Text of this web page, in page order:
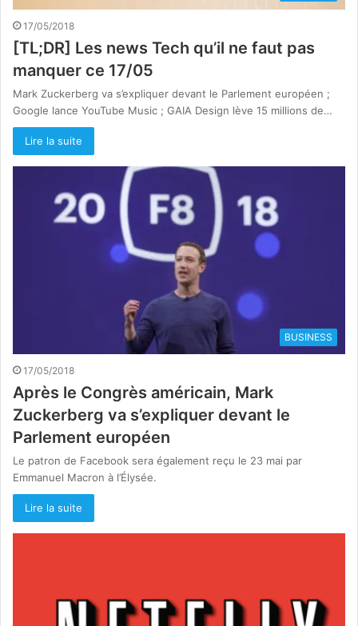
17/05/2018
[TL;DR] Les news Tech qu’il ne faut pas
manquer ce 17/05
Mark Zuckerberg va s’expliquer devant le Parlement européen ;
Google lance YouTube Music ; GAIA Design lève 15 millions de…
Lire la suite
BUSINESS
17/05/2018
Après le Congrès américain, Mark
Zuckerberg va s’expliquer devant le
Parlement européen
Le patron de Facebook sera également reçu le 23 mai par
Emmanuel Macron à l’Élysée.
Lire la suite